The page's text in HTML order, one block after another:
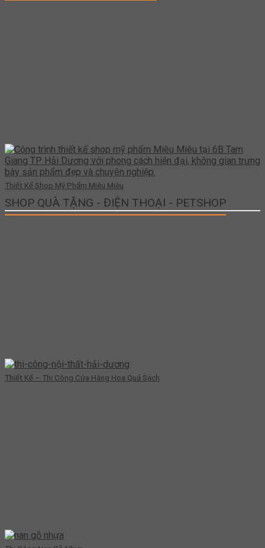
Thiết Kế Shop Mỹ Phẩm Miêu Miêu
SHOP QUÀ TẶNG - ĐIỆN THOẠI - PETSHOP
Thiết Kế – Thi Công Cửa Hàng Hoa Quả Sạch